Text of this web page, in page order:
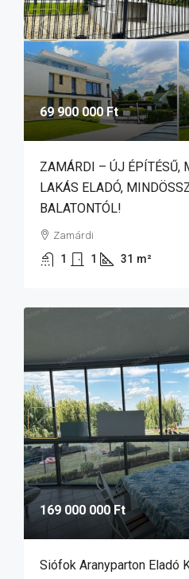
69 900 000 Ft
ZAMÁRDI – ÚJ ÉPÍTÉSŰ,
LAKÁS ELADÓ,
BALATONTÓL!
Zamárdi
1 1 31 m²
169 000 000 Ft
Siófok Aranyparton Eladó